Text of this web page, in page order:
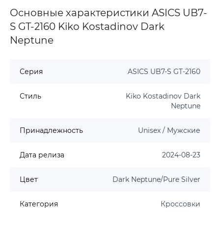
Основные характеристики ASICS UB7-
S GT-2160 Kiko Kostadinov Dark
Neptune
Серия ASICS UB7-S GT-2160
Стиль
Kiko Kostadinov Dark
Neptune
Принадлежность Unisex / Мужские
Дата релиза 2024-08-23
Цвет Dark Neptune/Pure Silver
Категория Кроссовки